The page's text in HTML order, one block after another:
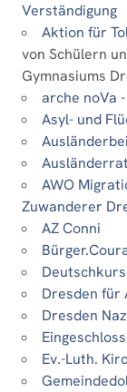
Verständigung
Aktion für
von Schülern
Gymnasiums
arche noVa
Asyl- und
AWO
Zuwanderer
AZ Conni
Dresden für
Dresden
Ev.-Luth.